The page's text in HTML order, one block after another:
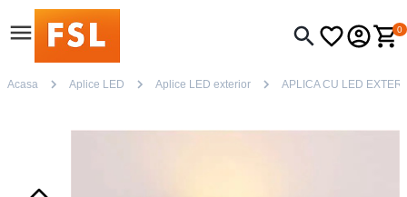
0
Acasa Aplice LED Aplice LED exterior APLICA CU LED